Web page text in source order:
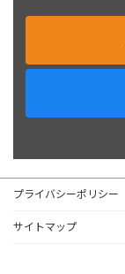
プライバシーポリシー
サイトマップ